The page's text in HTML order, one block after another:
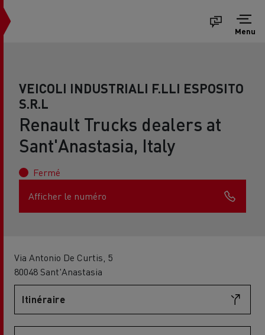
Menu
VEICOLI INDUSTRIALI F.LLI ESPOSITO
S.R.L
Renault Trucks dealers at
Sant'Anastasia, Italy
Fermé
Afficher le numéro
Via Antonio De Curtis, 5
80048 Sant'Anastasia
Itinéraire